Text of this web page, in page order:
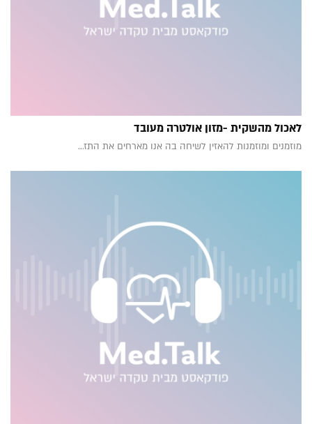
לאכול מהשקית -מזון אולטרה מעובד
מוזמנים ומוזמנות להאזין לשיחה בה אנו מארחים את התז...